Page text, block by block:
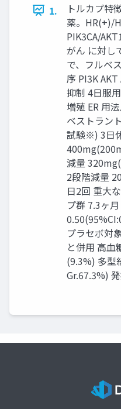
1.
トルカプ特
薬。HR(+)/
PIK3CA/
がん に対し
で、フルベ
序 PI3K
抑制 4日服
増殖 ER 用
ベストラン
試験※) 3日
減量
2段階減量
日2回 重大
プ群 7.3ヶ
プラセボ対
と併用 高血
(9.3%) 多型
Gr.67.3%)